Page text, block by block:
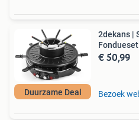
Duurzame Deal
2dekans |
€ 50,99
Bezoek